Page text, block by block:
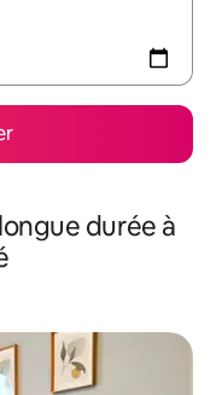
durée à